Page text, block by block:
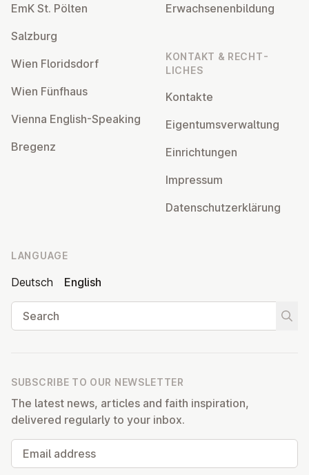
EmK St. Pölten
Salzburg
Wien Flor­idsdorf
Wien Fünfhaus
Vienna English-Speaking
Bregenz
Er­wach­sen­en­bildung
KONTAKT & RECHT­
LICHES
Kontakte
Ei­gentums­ver­wal­tung
Ein­rich­tun­gen
Impressum
Datens­chutzerklärung
LANGUAGE
Deutsch
English
Search
SUBSCRIBE TO OUR NEWSLETTER
The latest news, articles and faith inspiration,
delivered regularly to your inbox.
Email address